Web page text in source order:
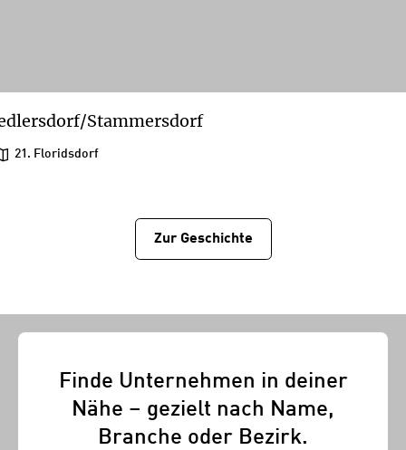
Stammersdorf
21. Floridsdorf
Zur Geschichtе
Finde Unternehmen in deiner
Nähe – gezielt nach Name,
Branche oder Bezirk.